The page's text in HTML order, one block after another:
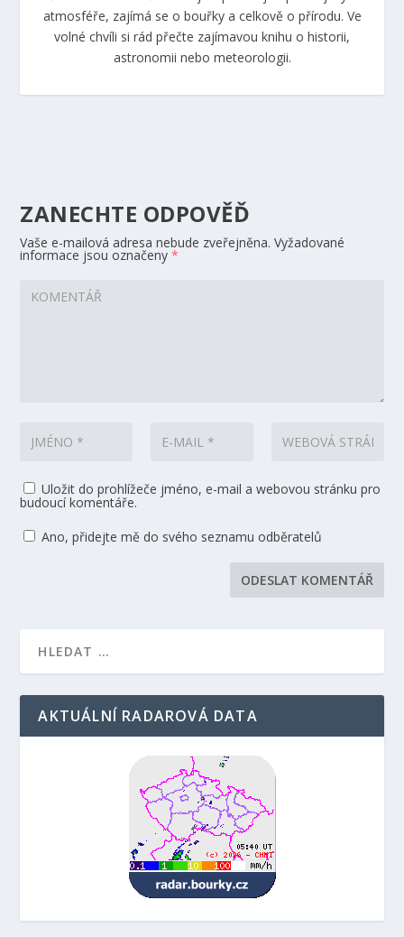
atmosféře, zajímá se o bouřky a celkově o přírodu. Ve
volné chvíli si rád přečte zajímavou knihu o historii,
astronomii nebo meteorologii.
ZANECHTE ODPOVĚĎ
Vaše e-mailová adresa nebude zveřejněna. Vyžadované
informace jsou označeny*
Uložit do prohlížeče jméno, e-mail a webovou stránku pro
budoucí komentáře.
Ano, přidejte mě do svého seznamu odběratelů
AKTUÁLNÍ RADAROVÁ DATA